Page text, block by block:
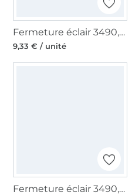
Fermeture éclair 3490, chamois
9,33 € / unité
Fermeture éclair 3490, marron foncé